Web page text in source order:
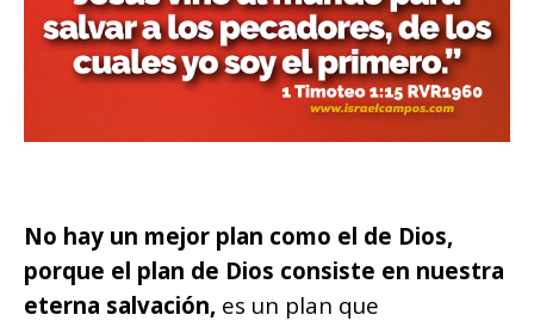
No hay un mejor plan como el de Dios,
porque el plan de Dios consiste en nuestra
eterna salvación, es un plan que